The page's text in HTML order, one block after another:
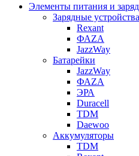
Элементы питания и
Зарядные устройства
Rexant
ФАZА
JazzWay
Батарейки
JazzWay
ФАZА
ЭРА
Duracell
TDM
Daewoo
Аккумуляторы
TDM